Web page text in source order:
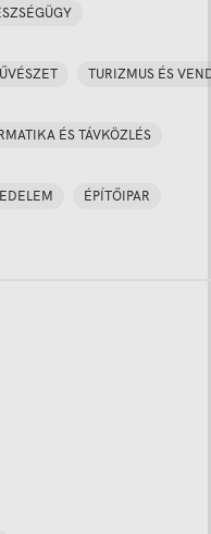
TURIZMUS ÉS
ÉS TÁVKÖZLÉS
ÉPÍTŐIPAR